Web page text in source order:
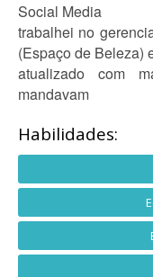
Social Media
trabalhei no
(Espaço de Beleza)
atualizado com
mandavam
Habilidades: